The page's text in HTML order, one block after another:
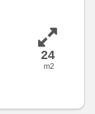
24
m2